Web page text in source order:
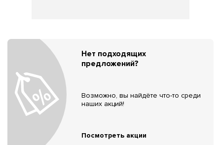
Нет подходящих
предложений?
Возможно, вы найдёте что-то среди
наших акций!
Посмотреть акции